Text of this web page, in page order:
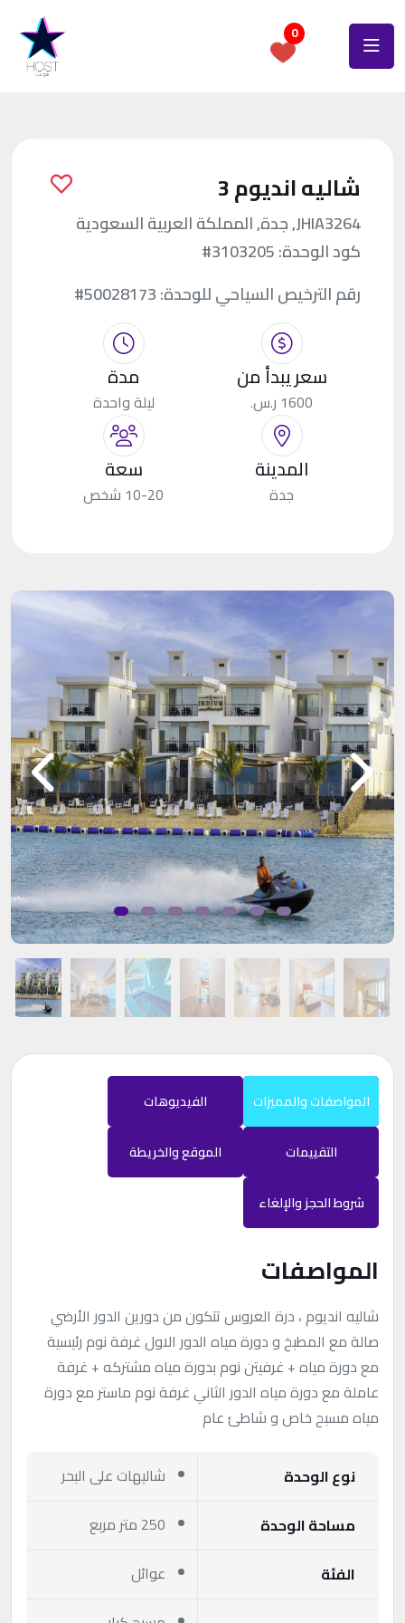
0
شاليه انديوم 3
JHIA3264, جدة, المملكة العربية السعودية
كود الوحدة:#3103205
رقم الترخيص السياحي للوحدة:#50028173
سعر يبدأ من
1600 ر.س.
مدة
ليلة واحدة
المدينة
جدة
سعة
10-20 شخص
المواصفات والمميزات الفيديوهات
التقييمات الموقع والخريطة
شروط الحجز والإلغاء
المواصفات
شاليه انديوم ، درة العروس تتكون من دورين الدور الأرضي
صالة مع المطبخ و دورة مياه الدور الاول غرفة نوم رئيسية
مع دورة مياه + غرفيتن نوم بدورة مياه مشتركه + غرفة
عاملة مع دورة مياه الدور الثاني غرفة نوم ماستر مع دورة
مياه مسبح خاص و شاطئ عام
نوع الوحدة
شاليهات على البحر
مساحة الوحدة
250 متر مربع
الفئة
عوائل